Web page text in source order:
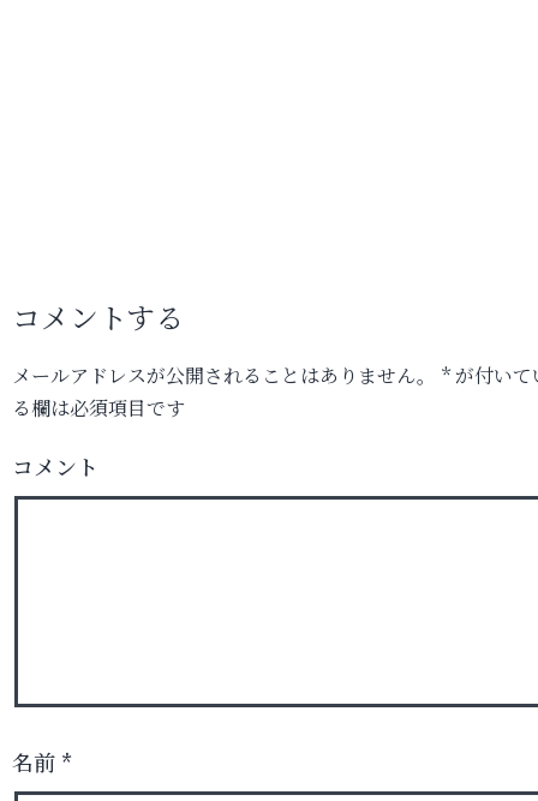
コメントする
メールアドレスが公開されることはありません。 *が付いて
る欄は必須項目です
コメント
名前 *